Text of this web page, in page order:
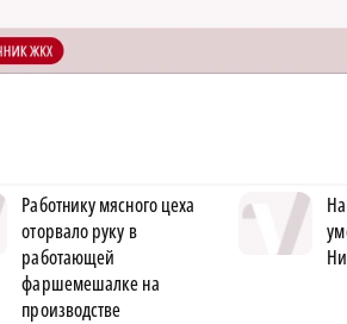
Работнику мясного цеха
оторвало руку в
работающей
фаршемешалке на
производстве